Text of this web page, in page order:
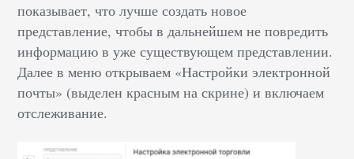
показывает, что лучше создать новое
представление, чтобы в дальнейшем не повредить
информацию в уже существующем представлении.
Далее в меню открываем «Настройки электронной
почты» (выделен красным на скрине) и включаем
отслеживание.